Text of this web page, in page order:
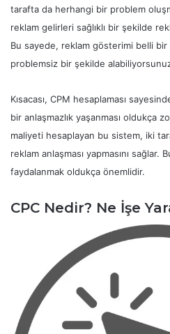
tarafta da herhangi bir problem
reklam gelirleri sağlıklı bir şekilde
Bu sayede, reklam gösterimi belli bir
problemsiz bir şekilde
Kısacası, CPM hesaplaması
bir anlaşmazlık yaşanması oldukça
maliyeti hesaplayan bu sistem, iki
reklam anlaşması yapmasını
faydalanmak oldukça önemlidir.
CPC Nedir? Ne İşe